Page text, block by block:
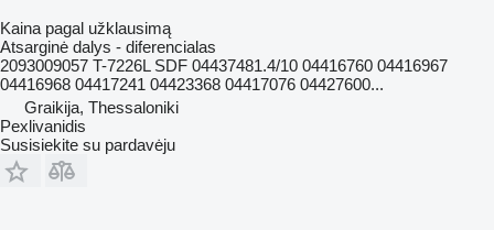
Kaina pagal užklausimą
Atsarginė dalys - diferencialas
2093009057 T-7226L SDF 04437481.4/10 04416760 04416967
04416968 04417241 04423368 04417076 04427600...
Graikija, Thessaloniki
Pexlivanidis
Susisiekite su pardavėju